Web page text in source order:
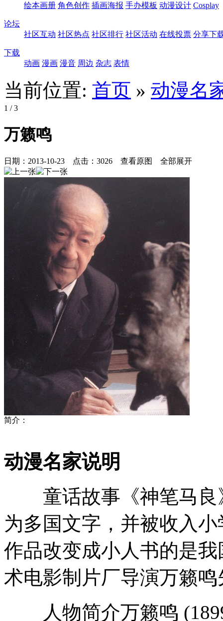
绘本画册 角色创作 插画海报 手办模板 动漫设计 Cosplay
论坛
社区互动 社区热点 社区排行 社区活动 在线投票 分享下
下载
动画 漫画 漫音 周边 杂志 表情
当前位置: 首页 » 动漫名
1 / 3
万籁鸣
日期： 2013-10-23 点击： 3026 查看原图 全部展开
简介：
动漫名家说明
童话故事《神笔马良
为多国文字，并被收入
作品改变成小人书的是
术电影制片厂导演万籁鸣
人物简介万籁鸣